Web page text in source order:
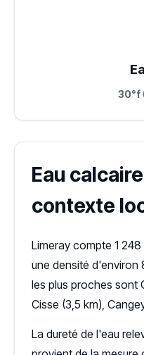
30°f
Eau
contexte
Limeray compte 1
une densité d'environ
les plus proches sont
Cisse (3,5 km),
La dureté de l'eau